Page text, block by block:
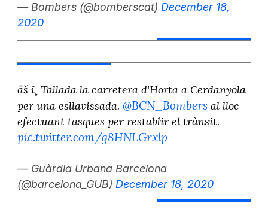
— Bombers (@bomberscat) December 18,
2020
âš ï¸ Tallada la carretera d'Horta a Cerdanyola
per una esllavissada. @BCN_Bombersal lloc
efectuant tasques per restablir el trànsit.
pic.twitter.com/g8HNLGrxlp
— Guàrdia Urbana Barcelona
(@barcelona_GUB) December 18, 2020